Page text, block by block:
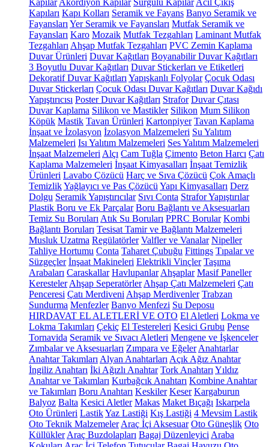
Kapılar Akordiyon Kapılar Sürgülü Kapılar Acil Çıkış
Kapıları Kapı Kolları Seramik ve Fayans Banyo Seramik ve
Fayansları Yer Seramik ve Fayansları Mutfak Seramik ve
Fayansları Karo Mozaik Mutfak Tezgahları Laminant Mutfak
Tezgahları Ahşap Mutfak Tezgahları PVC Zemin Kaplama
Duvar Ürünleri Duvar Kağıtları Boyanabilir Duvar Kağıtları
3 Boyutlu Duvar Kağıtları Duvar Stickerları ve Etiketleri
Dekoratif Duvar Kağıtları Yapışkanlı Folyolar Çocuk Odası
Duvar Stickerları Çocuk Odası Duvar Kağıtları Duvar Kağıdı
Yapıştırıcısı Poster Duvar Kağıtları Strafor Duvar Çıtası
Duvar Kaplama Silikon ve Mastikler Silikon Mum Silikon
Köpük Mastik Tavan Ürünleri Kartonpiyer Tavan Kaplama
İnşaat ve İzolasyon İzolasyon Malzemeleri Su Yalıtım
Malzemeleri Isı Yalıtım Malzemeleri Ses Yalıtım Malzemeleri
İnşaat Malzemeleri Alçı Cam Tuğla Çimento Beton Harcı Çatı
Kaplama Malzemeleri İnşaat Kimyasalları İnşaat Temizlik
Ürünleri Lavabo Çözücü Harç ve Sıva Çözücü Çok Amaçlı
TemizlikYağlayıcı ve Pas Çözücü Yapı Kimyasalları Derz
Dolgu Seramik Yapıştırıcılar Sıvı Conta Strafor Yapıştırılar
Plastik Boru ve Ek Parçalar Boru Bağlantı ve Aksesuarları
Temiz Su Boruları Atık Su Boruları PPRC Borular Kombi
Bağlantı Boruları Tesisat Tamir ve Bağlantı Malzemeleri
Musluk Uzatma Regülatörler Valfler ve Vanalar Nipeller
Tahliye Hortumu Conta Taharet Çubuğu Fittings Tıpalar ve
Süzgeçler İnşaat Makineleri Elektrikli Vinçler Taşıma
Arabaları Caraskallar Havlupanlar Ahşaplar Masif Paneller
Keresteler Ahşap Seperatörler Ahşap Çatı Malzemeleri Çatı
Penceresi Çatı Merdiveni Ahşap Merdivenler Trabzan
Sundurma Menfezler Banyo Menfezi Su Deposu
HIRDAVAT EL ALETLERİ VE OTO El Aletleri Lokma ve
Lokma Takımları Çekiç El Testereleri Kesici Grubu Pense
Tornavida Seramik ve Sıvacı Aletleri Mengene ve İşkenceler
Zımbalar ve Aksesuarları Zımpara ve Eğeler Anahtarlar
Anahtar Takımları Alyan Anahtarları Açık Ağız Anahtar
İngiliz Anahtarı İki Ağızlı Anahtar Tork Anahtarı Yıldız
Anahtar ve Takımları Kurbağcık Anahtarı Kombine Anahtar
ve Takımları Boru Anahtarı Keskiler Keser Kargaburun
Balyoz Balta Kesici Aletler Makas Maket Bıçağı Iskarpela
Oto Ürünleri LastikYaz Lastiği Kış Lastiği 4 Mevsim Lastik
Oto Teknik Malzemeler Araç İçi Aksesuar Oto Güneşlik Oto
Küllükler Araç Buzdolapları Bagaj Düzenleyici Araba